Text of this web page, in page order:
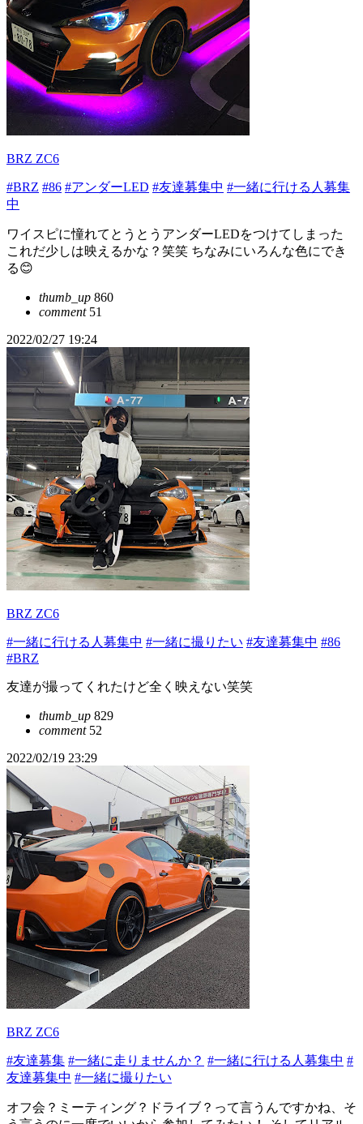
BRZ ZC6
#BRZ #86 #アンダーLED #友達募集中 #一緒に行ける人募集
中
ワイスピに憧れてとうとうアンダーLEDをつけてしまった
これだ少しは映えるかな？笑笑 ちなみにいろんな色にでき
る😊
thumb_up 860
comment51
2022/02/27 19:24
BRZ ZC6
#一緒に行ける人募集中 #一緒に撮りたい #友達募集中 #86
#BRZ
友達が撮ってくれたけど全く映えない笑笑
thumb_up 829
comment52
2022/02/19 23:29
BRZ ZC6
#友達募集 #一緒に走りませんか？ #一緒に行ける人募集中 #
友達募集中 #一緒に撮りたい
オフ会？ミーティング？ドライブ？って言うんですかね、そ